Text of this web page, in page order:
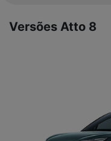
Versões Atto 8